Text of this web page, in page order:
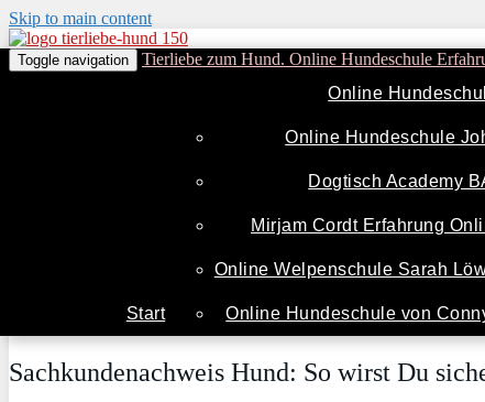
Skip to main content
Toggle navigation Tierliebe zum Hund. Online Hundeschule
Start
Online
Online Hundeschule
Dogtisch Academy
Mirjam Cordt Erfahrung
Online Welpenschule Sarah
Online Hundeschule von
Sachkundenachweis Hund: So wirst Du